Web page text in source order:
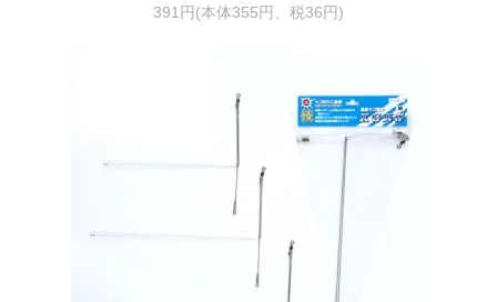
391円(本体355円、税36円)